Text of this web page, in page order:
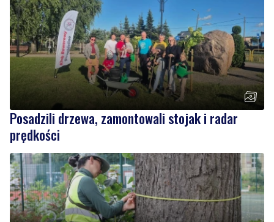
Posadzili drzewa, zamontowali stojak i radar
prędkości